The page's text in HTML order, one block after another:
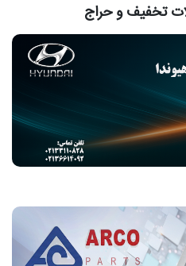
تخفیف و حراج